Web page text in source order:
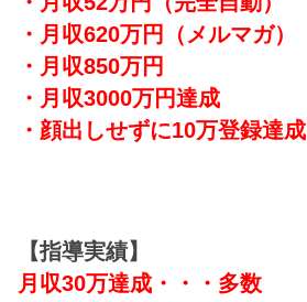
・月収620万円（メルマガ）
・月収850万円
・月収3000万円達成
・顔出しせずに10万登録達成
【指導実績】
月収30万達成・・・多数